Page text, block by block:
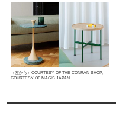
（左から）COURTESY OF THE CONRAN SHOP,
COURTESY OF MAGIS JAPAN